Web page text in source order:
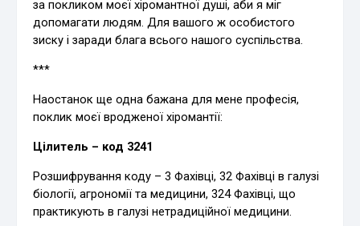
за покликом моєї хіромантної душі, аби я міг
допомагати людям. Для вашого ж особистого
зиску і заради блага всього нашого суспільства.
***
Наостанок ще одна бажана для мене професія,
поклик моєї вродженої хіромантії:
Цілитель – код 3241
Розшифрування коду – 3 Фахівці, 32 Фахівці в галузі
біології, агрономії та медицини, 324 Фахівці, що
практикують в галузі нетрадиційної медицини.